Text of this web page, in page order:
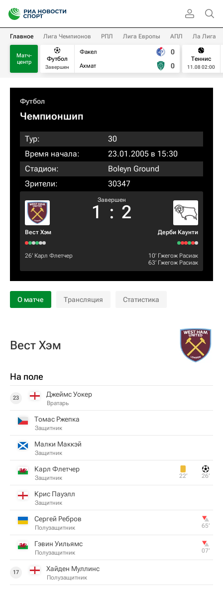
Главное Лига Чемпионов РПЛ Лига Европы АПЛ Ла Лига
Матч-
центр
Футбол
Завершен
Факел
Ахмат
0
0
Теннис
11.08 02:00
Футбол
Чемпионшип
Тур:
30
Время начала:
23.01.2005 в 15:30
Стадион:
Boleyn Ground
Зрители:
30347
Вест Хэм
Завершен
1 : 2
Дерби Каунти
26‎’‎ Карл Флетчер 10‎’‎ Гжегож Расиак
63‎’‎ Гжегож Расиак
О матче Трансляция Статистика
Вест Хэм
На поле
23 Джеймс Уокер
Вратарь
Томас Ржепка
Защитник
Малки Маккэй
Защитник
Карл Флетчер
Защитник 22‎’‎ 26‎’‎
Крис Пауэлл
Защитник
Сергей Ребров
Полузащитник 65‎’‎
Гэвин Уильямс
Полузащитник 07‎’‎
17 Хайден Муллинс
Полузащитник